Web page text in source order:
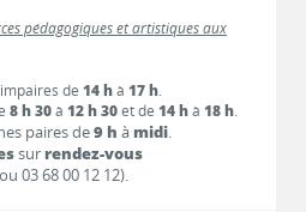
pédagogiques et artistiques aux
de 14 hà 17 h.
8 h 30à 12 h 30et de 14 hà 18 h.
paires de9 h à midi.
sur rendez-vous
03 68 00 12 12).